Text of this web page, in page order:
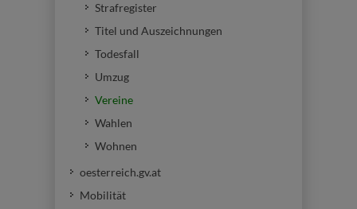
Strafregister
Titel und Auszeichnungen
Todesfall
Umzug
Vereine
Wahlen
Wohnen
oesterreich.gv.at
Mobilität